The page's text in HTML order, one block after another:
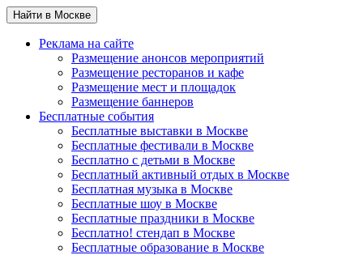
Найти в Москве
Реклама на сайте
Размещение анонсов мероприятий
Размещение ресторанов и кафе
Размещение мест и площадок
Размещение баннеров
Бесплатные события
Бесплатные выставки в Москве
Бесплатные фестивали в Москве
Бесплатно с детьми в Москве
Бесплатный активный отдых в Москве
Бесплатная музыка в Москве
Бесплатные шоу в Москве
Бесплатные праздники в Москве
Бесплатно! стендап в Москве
Бесплатные образование в Москве